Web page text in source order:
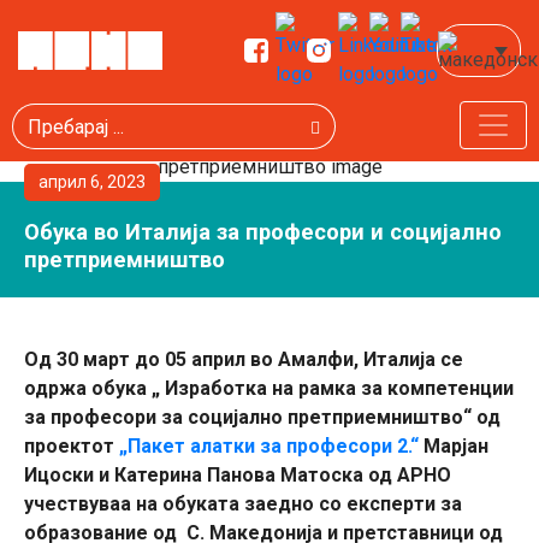
април 6, 2023
Обука во Италија за професори и социјално
претприемништво
Од 30 март до 05 април во Амалфи, Италија се
одржа обука „ Изработка на рамка за компетенции
за професори за социјално претприемништво“ од
проектот „Пакет алатки за професори 2.“ Марјан
Ицоски и Катерина Панова Матоска од АРНО
учествуваа на обуката заедно со експерти за
образование од С. Македонија и претставници од